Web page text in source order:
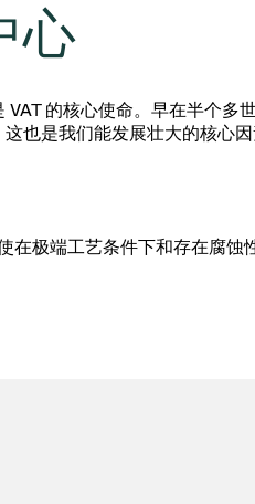
心
的核心使命。早在半个多
也是我们能发展壮大的核心
在极端工艺条件下和存在腐蚀